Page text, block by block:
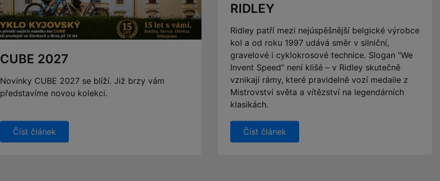
CUBE 2027
Novinky CUBE 2027 se blíží. Již brzy vám
představíme novou kolekci.
Číst článek
RIDLEY
Ridley patří mezi nejúspěšnější belgické výrobce
kol a od roku 1997 udává směr v silniční,
gravelové i cyklokrosové technice. Slogan “We
Invent Speed” není klišé – v Ridley skutečně
vznikají rámy, které pravidelně vozí medaile z
Mistrovství světa a vítězství na legendárních
klasikách.
Číst článek